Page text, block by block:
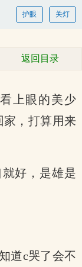
关灯
护眼
返回目录
上眼的美少
家，打算用来
好，是雄是
道c哭了会不